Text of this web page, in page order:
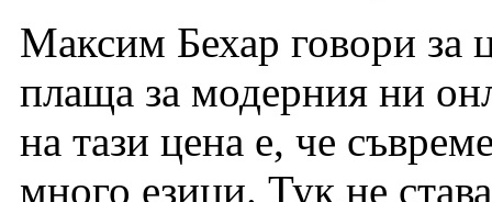
Максим Бехар говори за
плаща за модерния ни
на тази цена е, че
много езици. Тук не